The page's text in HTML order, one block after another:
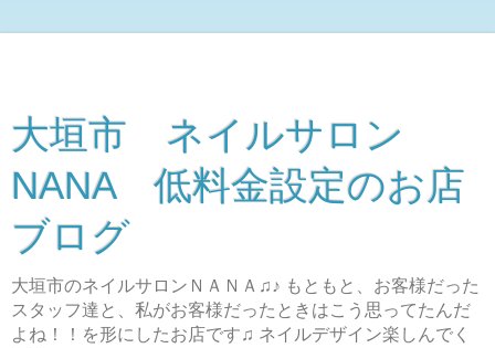
大垣市 ネイルサロン
NANA 低料金設定のお店
ブログ
大垣市のネイルサロンＮＡＮＡ♫♪ もともと、お客様だった
スタッフ達と、私がお客様だったときはこう思ってたんだ
よね！！を形にしたお店です♫ ネイルデザイン楽しんでく